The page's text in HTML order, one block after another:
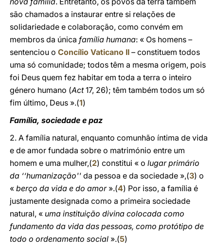
são chamados a instaurar entre si relações de
solidariedade e colaboração, como convém em
membros da única família humana: « Os homens –
sentenciou o Concílio Vaticano II – constituem todos
uma só comunidade; todos têm a mesma origem, pois
foi Deus quem fez habitar em toda a terra o inteiro
género humano (Act17, 26); têm também todos um só
fim último, Deus ».(1)
Família, sociedade e paz
2. A família natural, enquanto comunhão íntima de vida
e de amor fundada sobre o matrimónio entre um
homem e uma mulher,(2) constitui « o lugar primário
da ‘‘humanização'' da pessoa e da sociedade »,(3) o
« berço da vida e do amor».(4) Por isso, a família é
justamente designada como a primeira sociedade
natural, « uma instituição divina colocada como
fundamento da vida das pessoas, como protótipo de
todo o ordenamento social ».(5)